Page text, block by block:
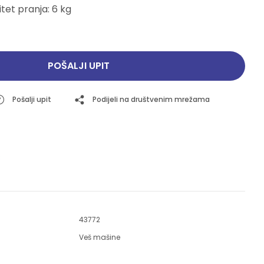
pranja: 6 kg
POŠALJI UPIT
Pošalji upit Podijeli na društvenim mrežama
43772
Veš mašine